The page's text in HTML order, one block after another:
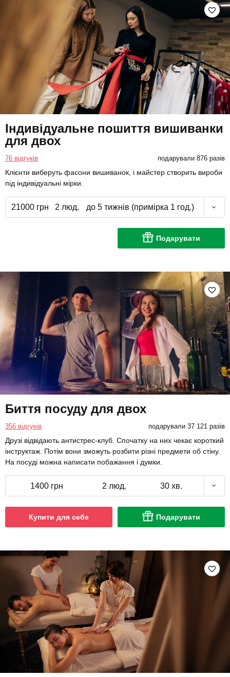
Індивідуальне пошиття вишиванки
для двох
76 відгуків подарували 876 разів
Клієнти виберуть фасони вишиванок, і майстер створить вироби
під індивідуальні мірки.
21000 грн 2 люд. до 5 тижнів (примірка 1 год.)
Подарувати
Биття посуду для двох
356 відгуків подарували 37 121 разів
Друзі відвідають антистрес-клуб. Спочатку на них чекає короткий
інструктаж. Потім вони зможуть розбити різні предмети об стіну.
На посуді можна написати побажання і думки.
1400 грн 2 люд. 30 хв.
Купити для себе Подарувати